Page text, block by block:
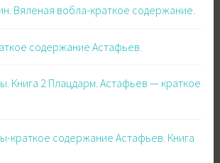
Вяленая вобла-краткое содержание.
содержание Астафьев.
Книга 2 Плацдарм. Астафьев — краткое
краткое содержание Астафьев. Книга